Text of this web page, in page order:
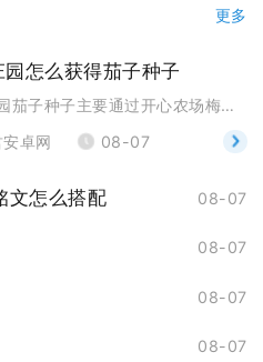
更多
园怎么获得茄子种子
摩尔庄园茄子种子主要通过开心农场梅森小屋内的种子商
卓网
08-07
文怎么搭配 08-07
08-07
08-07
08-07